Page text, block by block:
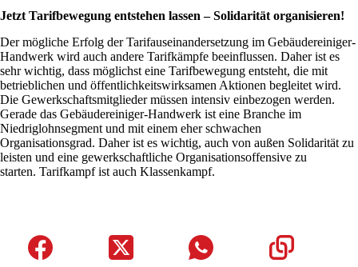
Jetzt Tarifbewegung entstehen lassen – Solidarität organisieren!
Der mögliche Erfolg der Tarifauseinandersetzung im Gebäudereiniger-
Handwerk wird auch andere Tarifkämpfe beeinflussen. Daher ist es
sehr wichtig, dass möglichst eine Tarifbewegung entsteht, die mit
betrieblichen und öffentlichkeitswirksamen Aktionen begleitet wird.
Die Gewerkschaftsmitglieder müssen intensiv einbezogen werden.
Gerade das Gebäudereiniger-Handwerk ist eine Branche im
Niedriglohnsegment und mit einem eher schwachen
Organisationsgrad. Daher ist es wichtig, auch von außen Solidarität zu
leisten und eine gewerkschaftliche Organisationsoffensive zu
starten. Tarifkampf ist auch Klassenkampf.